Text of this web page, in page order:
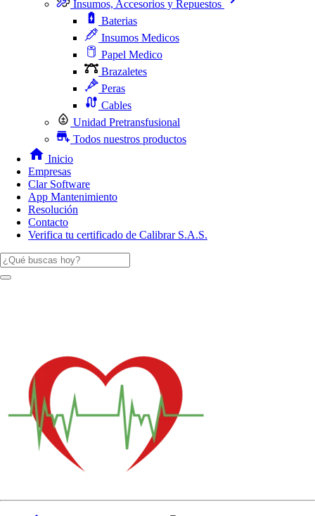
Insumos, Accesorios y Repuestos
Baterias
Insumos Medicos
Papel Medico
Brazaletes
Peras
Cables
Unidad Pretransfusional
Todos nuestros productos
Inicio
Empresas
Clar Software
App Mantenimiento
Resolución
Contacto
Verifica tu certificado de Calibrar S.A.S.